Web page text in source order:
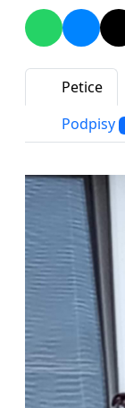
Petice
Podpisy